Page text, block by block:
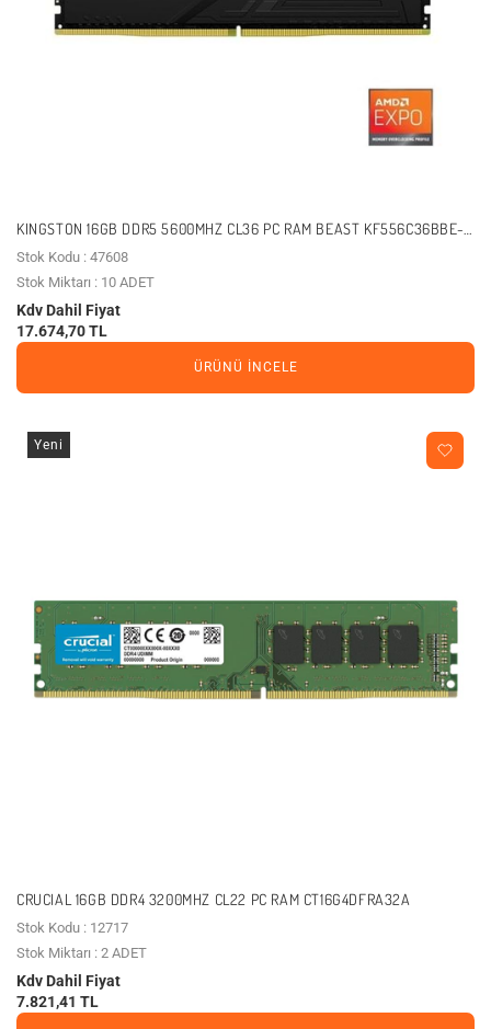
KINGSTON 16GB DDR5 5600MHZ CL36 PC RAM BEAST KF556C36BBE-
16TR
Stok Kodu : 47608
Stok Miktarı : 10 ADET
Kdv Dahil Fiyat
17.674,70 TL
ÜRÜNÜ İNCELE
Yeni
CRUCIAL 16GB DDR4 3200MHZ CL22 PC RAM CT16G4DFRA32A
Stok Kodu : 12717
Stok Miktarı : 2 ADET
Kdv Dahil Fiyat
7.821,41 TL